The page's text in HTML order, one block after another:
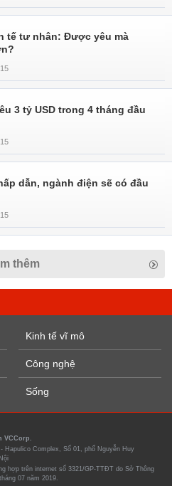
tế tư nhân: Được yêu mà
3 tỷ USD trong 4 tháng đầu
dẫn, ngành điện sẽ có đầu
thêm
Kinh tế vĩ mô
Công nghệ
Sống
VCCorp.
Hapulico Complex, Số 01, phố Nguyễn Huy
hợp trên internet số 3321/GP-TTĐT do Sở Thông
07 năm 2019.